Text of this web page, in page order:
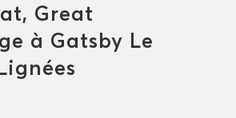
Great
à Gatsby Le